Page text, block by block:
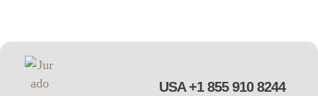
USA+1 855 910 8244